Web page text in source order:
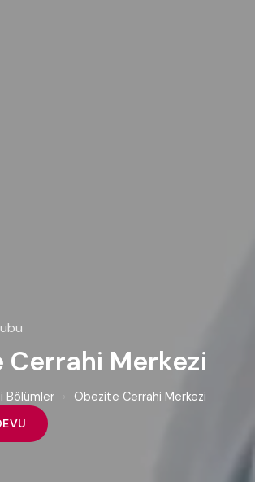
Cerrahi Merkezi
Bölümler
Obezite Cerrahi Merkezi